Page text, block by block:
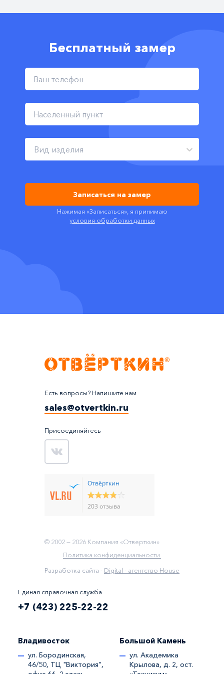
Бесплатный замер
Вид изделия
Нажимая «Записаться», я принимаю
условия обработки данных
Записаться на замер
Есть вопросы? Напишите нам
sales@otvertkin.ru
Присоединяйтесь
Отвёрткин
203 отзыва
© 2002 — 2026 Компания «Отверткин»
Политика конфиденциальности
Разработка сайта - Digital - агентство House
Единая справочная служба
+7 (423) 225-22-22
Владивосток
ул. Бородинская,
46/50, ТЦ "Виктория",
Большой Камень
ул. Академика
Крылова, д. 2, ост.